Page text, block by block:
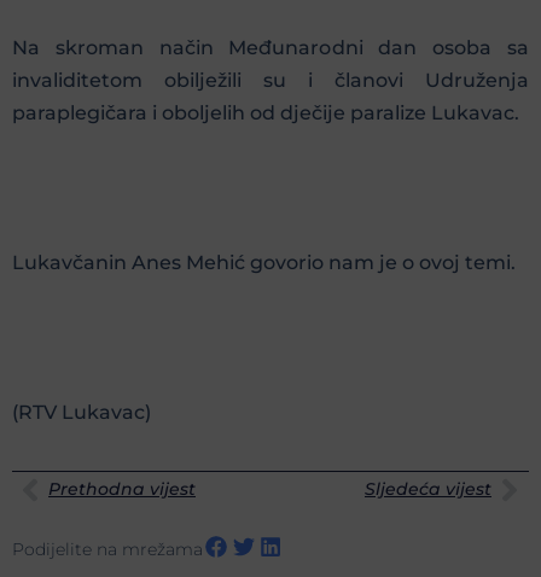
Na skroman način Međunarodni dan osoba sa
invaliditetom obilježili su i članovi Udruženja
paraplegičara i oboljelih od dječije paralize Lukavac.
Lukavčanin Anes Mehić govorio nam je o ovoj temi.
(RTV Lukavac)
Prethodna vijest Sljedeća vijest
Podijelite na mrežama